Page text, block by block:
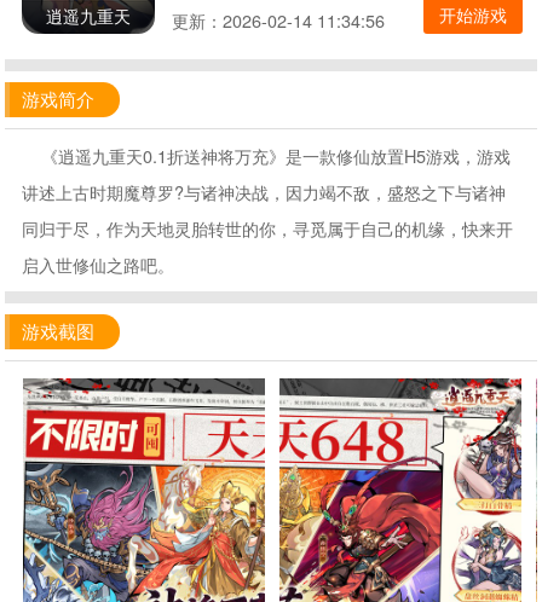
逍遥九重天
更新： 2026-02-14 11:34:56 开始游戏
游戏简介
《逍遥九重天0.1折送神将万充》是一款修仙放置H5游戏，游戏
讲述上古时期魔尊罗?与诸神决战，因力竭不敌，盛怒之下与诸神
同归于尽，作为天地灵胎转世的你，寻觅属于自己的机缘，快来开
启入世修仙之路吧。
游戏截图